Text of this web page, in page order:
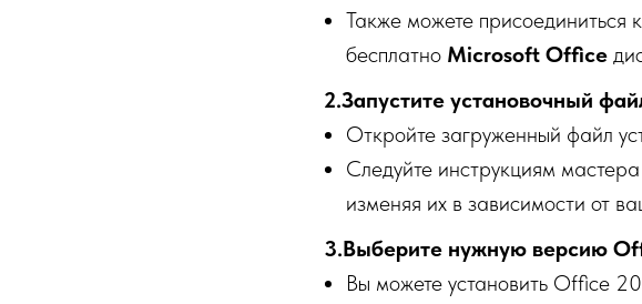
Также можете присоединиться
бесплатно Microsoft Office
2.Запустите установочный
Откройте загруженный файл
Следуйте инструкциям
изменяя их в зависимости от
3.Выберите нужную версию
Вы можете установить Office